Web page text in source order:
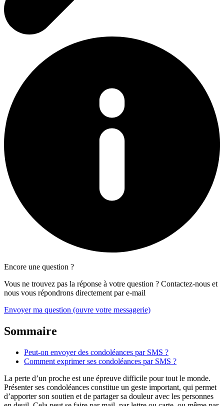
Encore une question ?
Vous ne trouvez pas la réponse à votre question ? Contactez-nous et
nous vous répondrons directement par e-mail
Envoyer ma question (ouvre votre messagerie)
Sommaire
Peut-on envoyer des condoléances par SMS ?
Comment exprimer ses condoléances par SMS ?
La perte d’un proche est une épreuve difficile pour tout le monde.
Présenter ses condoléances constitue un geste important, qui permet
d’apporter son soutien et de partager sa douleur avec les personnes